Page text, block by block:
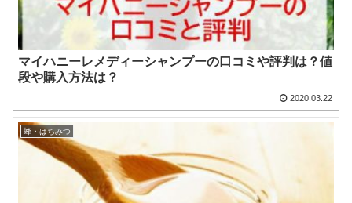
マイハニーレメディーシャンプーの口コミや評判は？値
段や購入方法は？
2020.03.22
蜂・はちみつ